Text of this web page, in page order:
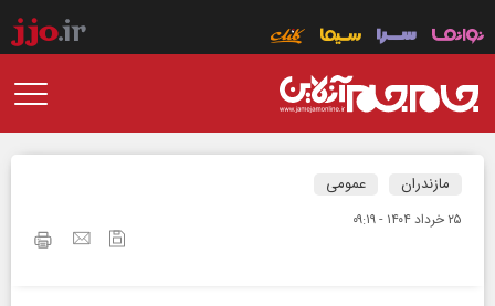
مازندران عمومی
۲۵ خرداد ۱۴۰۴ - ۰۹:۱۹